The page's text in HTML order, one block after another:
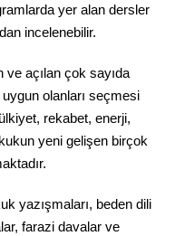
yer alan dersler
incelenebilir.
ve açılan çok sayıda
olanları seçmesi
rekabet, enerji,
yeni gelişen birçok
yazışmaları, beden dili
farazi davalar ve